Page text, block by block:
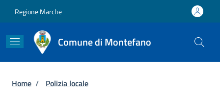
Regione Marche
Comune di Montefano
Briciole di pane
Home / Polizia locale